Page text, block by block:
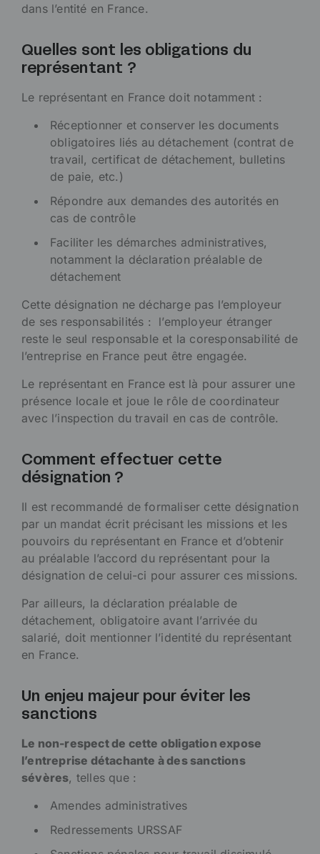
dans l’entité en France.
Quelles sont les obligations du
représentant ?
Le représentant en France doit notamment :
Réceptionner et conserver les documents
obligatoires liés au détachement (contrat de
travail, certificat de détachement, bulletins
de paie, etc.)
Répondre aux demandes des autorités en
cas de contrôle
Faciliter les démarches administratives,
notamment la déclaration préalable de
détachement
Cette désignation ne décharge pas l’employeur
de ses responsabilités : l’employeur étranger
reste le seul responsable et la coresponsabilité de
l’entreprise en France peut être engagée.
Le représentant en France est là pour assurer une
présence locale et joue le rôle de coordinateur
avec l’inspection du travail en cas de contrôle.
Comment effectuer cette
désignation ?
Il est recommandé de formaliser cette désignation
par un mandat écrit précisant les missions et les
pouvoirs du représentant en France et d’obtenir
au préalable l’accord du représentant pour la
désignation de celui-ci pour assurer ces missions.
Par ailleurs, la déclaration préalable de
détachement, obligatoire avant l’arrivée du
salarié, doit mentionner l’identité du représentant
en France.
Un enjeu majeur pour éviter les
sanctions
Le non-respect de cette obligation expose
l’entreprise détachante à des sanctions
sévères, telles que :
Amendes administratives
Redressements URSSAF